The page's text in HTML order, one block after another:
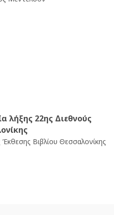
λήξης 22ης Διεθνούς
Βιβλίου Θεσσαλονίκης